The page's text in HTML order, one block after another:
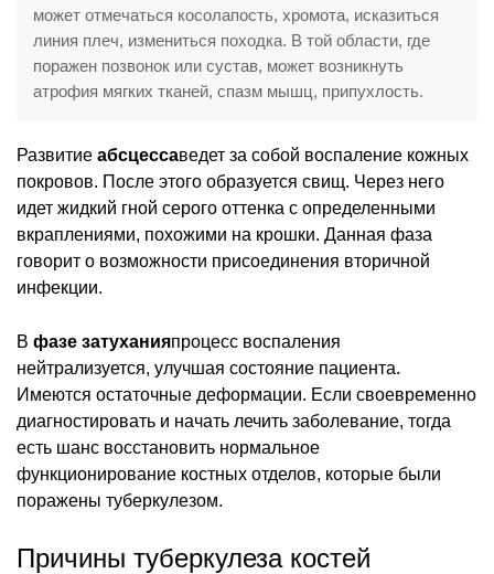
может отмечаться косолапость, хромота, исказиться
линия плеч, измениться походка. В той области, где
поражен позвонок или сустав, может возникнуть
атрофия мягких тканей, спазм мышц, припухлость.
Развитие абсцессаведет за собой воспаление кожных
покровов. После этого образуется свищ. Через него
идет жидкий гной серого оттенка с определенными
вкраплениями, похожими на крошки. Данная фаза
говорит о возможности присоединения вторичной
инфекции.
В фазе затуханияпроцесс воспаления
нейтрализуется, улучшая состояние пациента.
Имеются остаточные деформации. Если своевременно
диагностировать и начать лечить заболевание, тогда
есть шанс восстановить нормальное
функционирование костных отделов, которые были
поражены туберкулезом.
Причины туберкулеза костей